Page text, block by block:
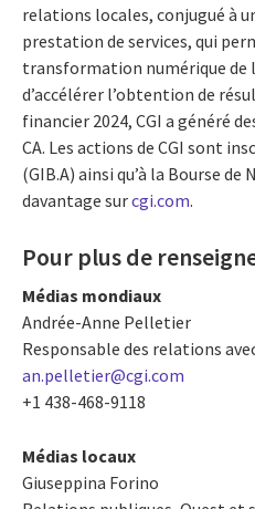
relations locales, conjugué à
prestation de services, qui
transformation numérique de
d’accélérer l’obtention de
financier 2024, CGI a généré
CA. Les actions de CGI sont
(GIB.A) ainsi qu’à la Bourse de
davantage surcgi.com.
Pour plus de
Médias mondiaux
Andrée-Anne Pelletier
Responsable des relations
an.pelletier@cgi.com
+1 438-468-9118
Médias locaux
Giuseppina Forino